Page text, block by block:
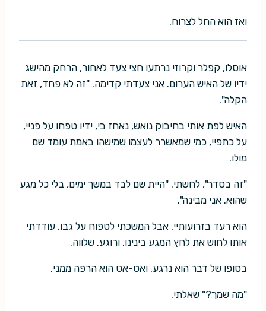
ואז הוא החל לצרוח.
אוסלו, קפלר וקרוזי נרתעו חצי צעד לאחור, הרחק מהישג
ידיו של האיש הערום. אני צעדתי קדימה. "זה לא פחד, זאת
הקלה".
האיש לפת אותי בחיבוק נואש, נאחז בי, ידיו טפחו על פניי,
על כתפיי, כמי שמאשרר לעצמו שמישהו באמת עומד שם
מולו.
"זה בסדר", לחשתי. "היית שם לבד במשך ימים, בלי כל מגע
שהוא. אני מבינה".
הוא רעד בזרועותיי, אבל המשכתי לטפוח על גבו. עודדתי
אותו לחוש את לחץ המגע בינינו. ורוגע. שלווה.
בסופו של דבר הוא נרגע, ואט-אט הוא הרפה ממני.
"מה שמך?" שאלתי.